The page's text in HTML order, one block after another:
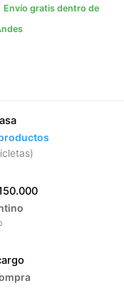
Envío gratis dentro de